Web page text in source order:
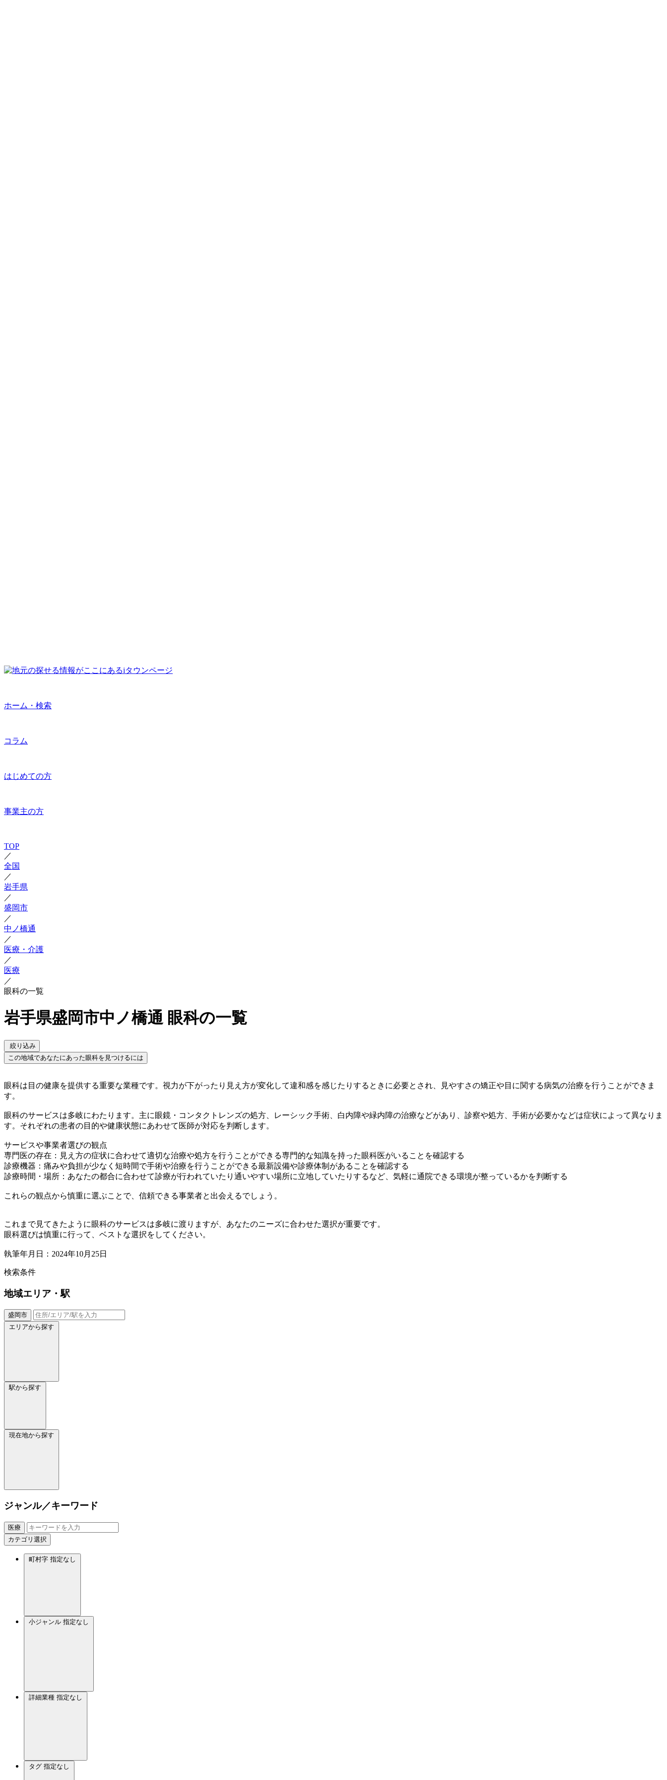
ホーム・検索
コラム
はじめての方
事業主の方
TOP
／
全国
／
岩手県
／
盛岡市
／
中ノ橋通
／
医療・介護
／
医療
／
眼科の一覧
岩手県盛岡市中ノ橋通 眼科の一覧
絞り込み
この地域であなたにあった眼科を見つけるには
眼科は目の健康を提供する重要な業種です。視力が下がったり見え方が変化して違和感を感じたりするときに必要とされ、見やすさの矯正や目に関する病気の治療を行うことができま
す。
眼科のサービスは多岐にわたります。主に眼鏡・コンタクトレンズの処方、レーシック手術、白内障や緑内障の治療などがあり、診察や処方、手術が必要かなどは症状によって異なりま
す。それぞれの患者の目的や健康状態にあわせて医師が対応を判断します。
サービスや事業者選びの観点
専門医の存在：見え方の症状に合わせて適切な治療や処方を行うことができる専門的な知識を持った眼科医がいることを確認する
診療機器：痛みや負担が少なく短時間で手術や治療を行うことができる最新設備や診療体制があることを確認する
診療時間・場所：あなたの都合に合わせて診療が行われていたり通いやすい場所に立地していたりするなど、気軽に通院できる環境が整っているかを判断する
これらの観点から慎重に選ぶことで、信頼できる事業者と出会えるでしょう。
これまで見てきたように眼科のサービスは多岐に渡りますが、あなたのニーズに合わせた選択が重要です。
眼科選びは慎重に行って、ベストな選択をしてください。
執筆年月日：2024年10月25日
検索条件
地域エリア・駅
盛岡市
エリアから探す
駅から探す
現在地から探す
ジャンル／キーワード
医療
カテゴリ選択
町村字 指定なし
小ジャンル 指定なし
詳細業種 指定なし
タグ 指定なし